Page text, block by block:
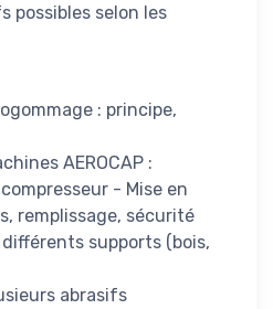
possibles selon les
: principe,
AEROCAP :
- Mise en
remplissage, sécurité
supports (bois,
abrasifs